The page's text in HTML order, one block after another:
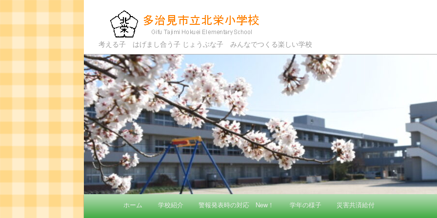
多治見市立北栄小学校
考える子 はげまし合う子 じょうぶな子 みんなでつくる楽しい学校
メ
イ
メ
ホーム 学校紹介 警報発表時の対応 New！ 学年の様子 災害共済給付